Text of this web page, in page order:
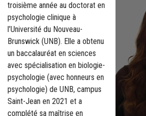
troisième année au doctorat en
psychologie clinique à
l’Université du Nouveau-
Brunswick (UNB). Elle a obtenu
un baccalauréat en sciences
avec spécialisation en biologie-
psychologie (avec honneurs en
psychologie) de UNB, campus
Saint-Jean en 2021 et a
complété sa maîtrise en